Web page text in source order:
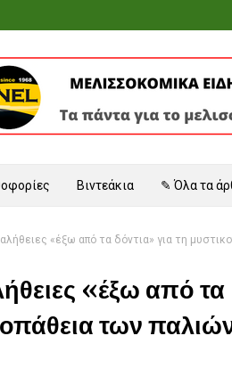
Βιντεάκια ✎ Όλα τα
«έξω από τα δόντια» για τη
«έξω από τα
των